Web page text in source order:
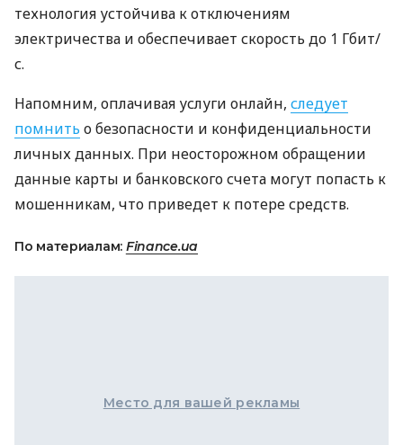
технология устойчива к отключениям
электричества и обеспечивает скорость до 1 Гбит/
с.
Напомним, оплачивая услуги онлайн, следует
помнить о безопасности и конфиденциальности
личных данных. При неосторожном обращении
данные карты и банковского счета могут попасть к
мошенникам, что приведет к потере средств.
По материалам: Finance.ua
Место для вашей рекламы